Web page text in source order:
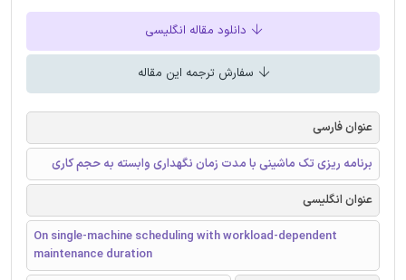
دانلود مقاله انگلیسی
سفارش ترجمه این مقاله
عنوان فارسی
برنامه ریزی تک ماشینی با مدت زمان نگهداری وابسته به حجم کاری
عنوان انگلیسی
On single-machine scheduling with workload-dependent
maintenance duration